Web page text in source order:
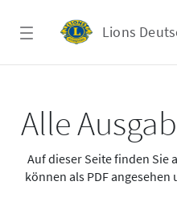
Lions
Alle
Auf dieser Seite finden Sie
können als PDF